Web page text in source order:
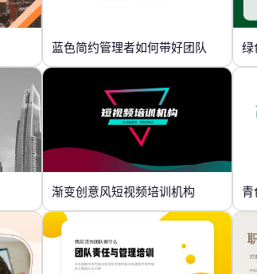
蓝色简约管理者如何带好团队 绿
渐变创意风短视频培训机构 青